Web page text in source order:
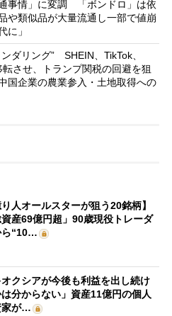
事情」に変調 「ボンドロ」は依
や類似品が大量流通し一部で値崩
」
ダリング” SHEIN、TikTok、
させ、トランプ関税の回避を狙
企業の農業参入・土地取得への
り人オールスターが狙う20銘柄】
資産69億円超」90歳現役トレーダ
ら“10…
オクシアが今後も利益を出し続け
分からない」資産11億円の個人
家が…